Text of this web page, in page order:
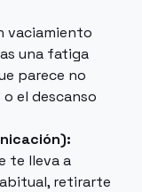
vaciamiento
una fatiga
parece no
el descanso
te lleva a
retirarte